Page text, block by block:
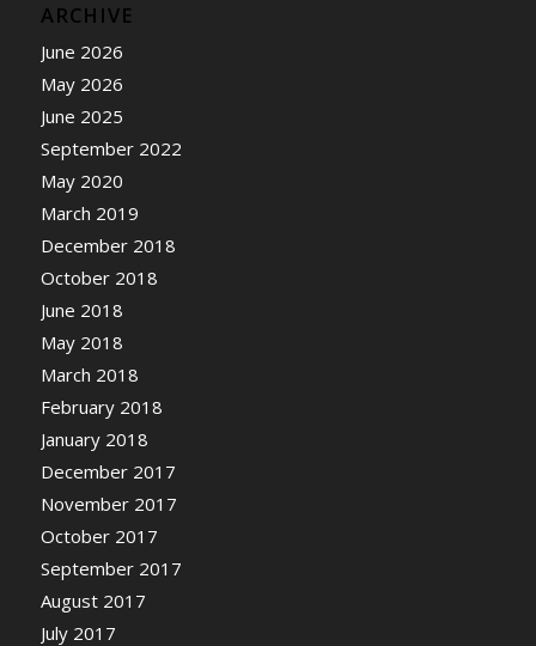
ARCHIVE
June 2026
May 2026
June 2025
September 2022
May 2020
March 2019
December 2018
October 2018
June 2018
May 2018
March 2018
February 2018
January 2018
December 2017
November 2017
October 2017
September 2017
August 2017
July 2017